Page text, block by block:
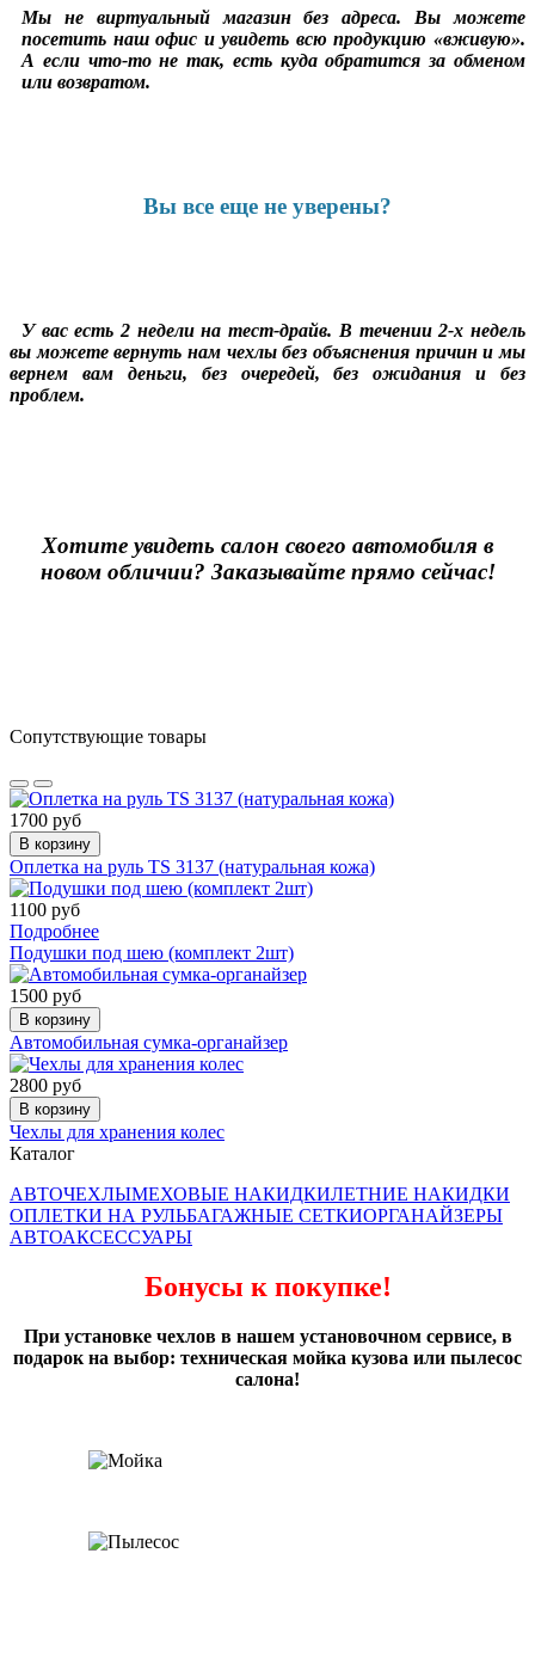
Мы не виртуальный магазин без адреса. Вы можете
посетить наш офис и увидеть всю продукцию «вживую».
А если что-то не так, есть куда обратится за обменом
или возвратом.
Вы все еще не уверены?
У вас есть 2 недели на тест-драйв. В течении 2-х недель
вы можете вернуть нам чехлы без объяснения причин и мы
вернем вам деньги, без очередей, без ожидания и без
проблем.
Хотите увидеть салон своего автомобиля в
новом обличии? Заказывайте прямо сейчас!
Сопутствующие товары
1700 руб
В корзину
Оплетка на руль TS 3137 (натуральная кожа)
1100 руб
Подробнее
Подушки под шею (комплект 2шт)
1500 руб
В корзину
Автомобильная сумка-органайзер
2800 руб
В корзину
Чехлы для хранения колес
Каталог
АВТОЧЕХЛЫМЕХОВЫЕ НАКИДКИЛЕТНИЕ НАКИДКИ
ОПЛЕТКИ НА РУЛЬБАГАЖНЫЕ СЕТКИОРГАНАЙЗЕРЫ
АВТОАКСЕССУАРЫ
Бонусы к покупке!
При установке чехлов в нашем установочном сервисе, в
подарок на выбор: техническая мойка кузова или пылесос
салона!